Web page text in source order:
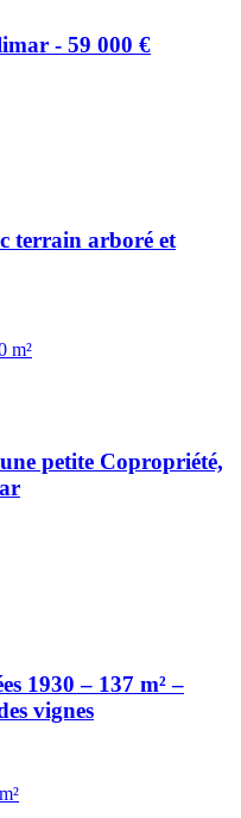
- 59 000 €
terrain arboré et
m²
petite Copropriété,
1930 – 137 m² –
vignes